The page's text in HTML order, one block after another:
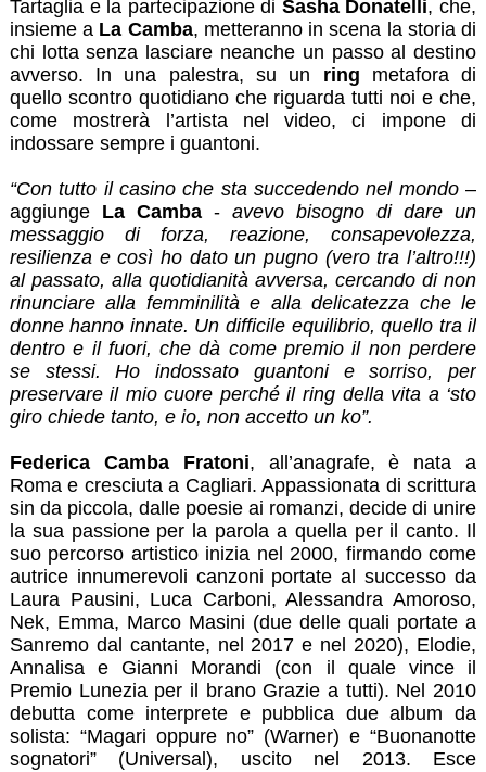
Tartaglia e la partecipazione di Sasha Donatelli, che,
insieme a La Camba, metteranno in scena la storia di
chi lotta senza lasciare neanche un passo al destino
avverso. In una palestra, su un ring metafora di
quello scontro quotidiano che riguarda tutti noi e che,
come mostrerà l’artista nel video, ci impone di
indossare sempre i guantoni.
“Con tutto il casino che sta succedendo nel mondo–
aggiunge La Camba-avevo bisogno di dare un
messaggio di forza, reazione, consapevolezza,
resilienza e così ho dato un pugno (vero tra l’altro!!!)
al passato, alla quotidianità avversa, cercando di non
rinunciare alla femminilità e alla delicatezza che le
donne hanno innate. Un difficile equilibrio, quello tra il
dentro e il fuori, che dà come premio il non perdere
se stessi. Ho indossato guantoni e sorriso, per
preservare il mio cuore perché il ring della vita a ‘sto
giro chiede tanto, e io, non accetto un ko”.
Federica Camba Fratoni, all’anagrafe, è nata a
Roma e cresciuta a Cagliari. Appassionata di scrittura
sin da piccola, dalle poesie ai romanzi, decide di unire
la sua passione per la parola a quella per il canto. Il
suo percorso artistico inizia nel 2000, firmando come
autrice innumerevoli canzoni portate al successo da
Laura Pausini, Luca Carboni, Alessandra Amoroso,
Nek, Emma, Marco Masini (due delle quali portate a
Sanremo dal cantante, nel 2017 e nel 2020), Elodie,
Annalisa e Gianni Morandi (con il quale vince il
Premio Lunezia per il brano Grazie a tutti). Nel 2010
debutta come interprete e pubblica due album da
solista: “Magari oppure no” (Warner) e “Buonanotte
sognatori” (Universal), uscito nel 2013. Esce